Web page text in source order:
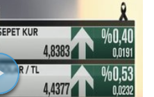
Videoyu